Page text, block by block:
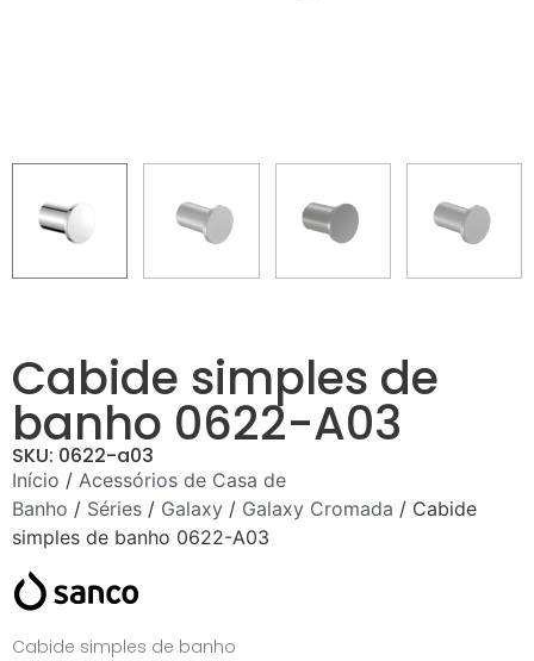
Cabide simples de
banho 0622-A03
SKU: 0622-a03
Início / Acessórios de Casa de
Banho / Séries / Galaxy / Galaxy Cromada / Cabide
simples de banho 0622-A03
Cabide simples de banho